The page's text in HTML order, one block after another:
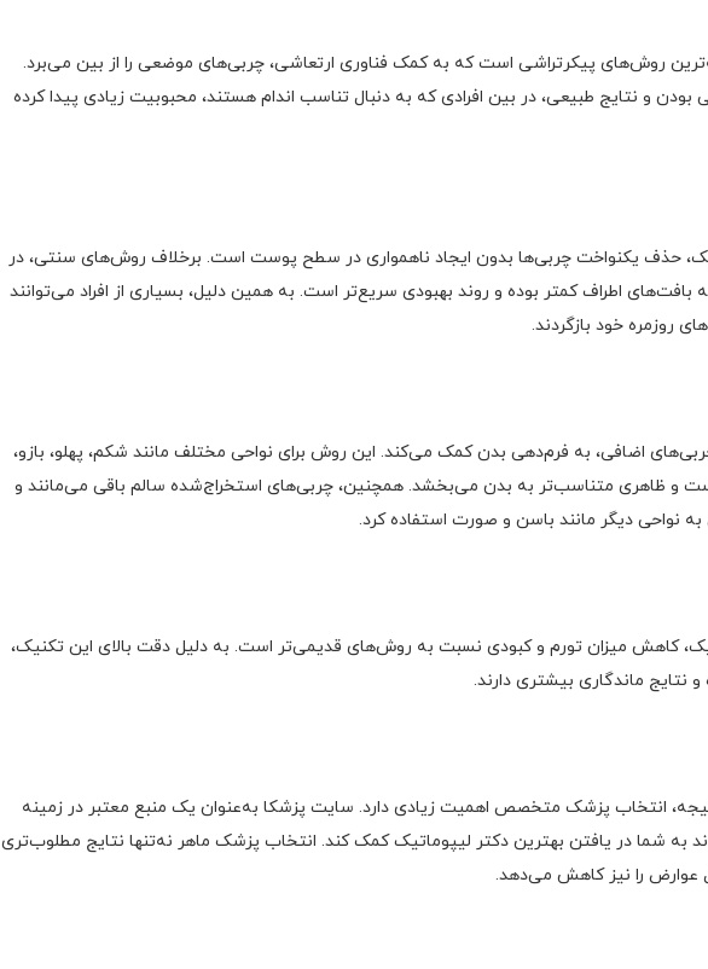
روش‌های پیکرتراشی است که به کمک فناوری ارتعاشی، چربی‌های موضعی را از بین می‌برد.
و نتایج طبیعی، در بین افرادی که به دنبال تناسب اندام هستند، محبوبیت زیادی پیدا کرده
حذف یکنواخت چربی‌ها بدون ایجاد ناهمواری در سطح پوست است. برخلاف روش‌های سنتی، در
اطراف کمتر بوده و روند بهبودی سریع‌تر است. به همین دلیل، بسیاری از افراد می‌توانند
روزمره خود بازگردند.
اضافی، به فرم‌دهی بدن کمک می‌کند. این روش برای نواحی مختلف مانند شکم، پهلو، بازو،
و ظاهری متناسب‌تر به بدن می‌بخشد. همچنین، چربی‌های استخراج‌شده سالم باقی می‌مانند و
به نواحی دیگر مانند باسن و صورت استفاده کرد.
کاهش میزان تورم و کبودی نسبت به روش‌های قدیمی‌تر است. به دلیل دقت بالای این تکنیک،
نتایج ماندگاری بیشتری دارند.
انتخاب پزشک متخصص اهمیت زیادی دارد. سایت پزشکا به‌عنوان یک منبع معتبر در زمینه
به شما در یافتن بهترین دکتر لیپوماتیک کمک کند. انتخاب پزشک ماهر نه‌تنها نتایج مطلوب‌تری
عوارض را نیز کاهش می‌دهد.